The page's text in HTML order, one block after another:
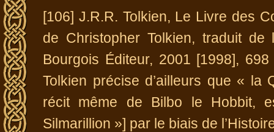
[106] J.R.R. Tolkien, Le Livre des
de Christopher Tolkien, traduit de
Bourgois Éditeur, 2001 [1998],
Tolkien précise d’ailleurs que « la
récit même de Bilbo le Hobbit,
Silmarillion »] par le biais de